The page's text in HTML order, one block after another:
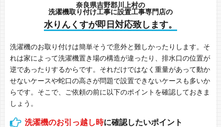
奈良県吉野郡川上村の
洗濯機取り付け工事に設置工事専門店の
水りんくすが即日対応致します。
洗濯機のお取り付けは簡単そうで意外と難しかったりします。そ
れは家によって洗濯機置き場の構造が違ったり、排水口の位置が
逆であったりするからです。それだけではなく重量があって動か
せないケースや蛇口の高さが問題で設置できないケースも多いか
らです。そこで、ご依頼の前に以下のポイントを確認しておきま
しょう。
洗濯機のお引っ越し時に確認したいポイント